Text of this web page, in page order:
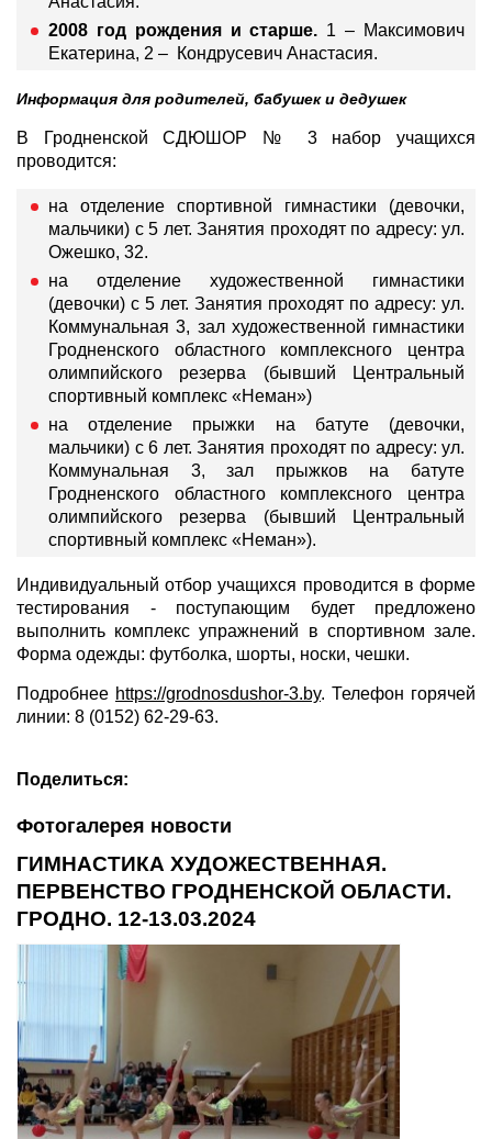
2008 год рождения и старше. 1 – Максимович
Екатерина, 2 – Кондрусевич Анастасия.
Информация для родителей, бабушек и дедушек
В Гродненской СДЮШОР № 3 набор учащихся
проводится:
на отделение спортивной гимнастики (девочки,
мальчики) с 5 лет. Занятия проходят по адресу: ул.
Ожешко, 32.
на отделение художественной гимнастики
(девочки) с 5 лет. Занятия проходят по адресу: ул.
Коммунальная 3, зал художественной гимнастики
Гродненского областного комплексного центра
олимпийского резерва (бывший Центральный
спортивный комплекс «Неман»)
на отделение прыжки на батуте (девочки,
мальчики) с 6 лет. Занятия проходят по адресу: ул.
Коммунальная 3, зал прыжков на батуте
Гродненского областного комплексного центра
олимпийского резерва (бывший Центральный
спортивный комплекс «Неман»).
Индивидуальный отбор учащихся проводится в форме
тестирования - поступающим будет предложено
выполнить комплекс упражнений в спортивном зале.
Форма одежды: футболка, шорты, носки, чешки.
Подробнее https://grodnosdushor-3.by. Телефон горячей
линии: 8 (0152) 62-29-63.
Поделиться:
Фотогалерея новости
ГИМНАСТИКА ХУДОЖЕСТВЕННАЯ.
ПЕРВЕНСТВО ГРОДНЕНСКОЙ ОБЛАСТИ.
ГРОДНО. 12-13.03.2024